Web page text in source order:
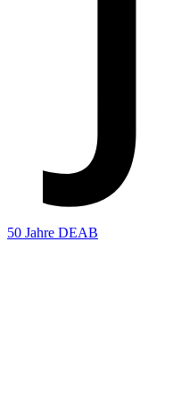
50 Jahre DEAB